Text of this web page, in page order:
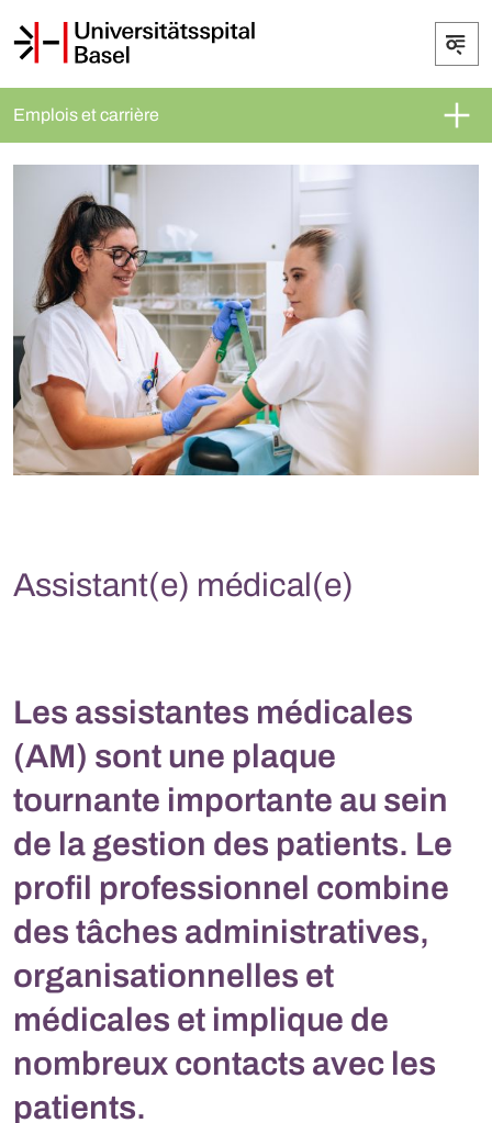
Emplois et carrière
Assistant(e) médical(e)
Les assistantes médicales
(AM) sont une plaque
tournante importante au sein
de la gestion des patients. Le
profil professionnel combine
des tâches administratives,
organisationnelles et
médicales et implique de
nombreux contacts avec les
patients.